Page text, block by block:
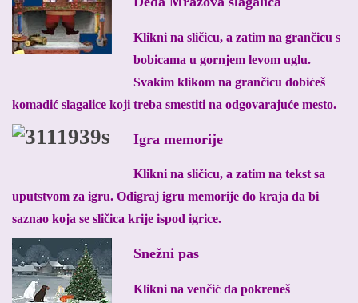
Klikni na sličicu, a zatim na grančicu s
bobicama u gornjem levom uglu.
Svakim klikom na grančicu dobićeš
komadić slagalice koji treba smestiti na odgovarajuće mesto.
Igra memorije
Klikni na sličicu, a zatim na tekst sa
uputstvom za igru. Odigraj igru memorije do kraja da bi
saznao koja se sličica krije ispod igrice.
Snežni pas
Klikni na venčić da pokreneš